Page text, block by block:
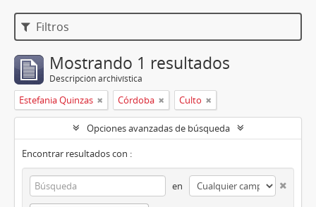
Filtros
Mostrando 1 resultados
Descripción archivística
Estefania Quinzas Córdoba Culto
Opciones avanzadas de búsqueda
Encontrar resultados con :
en